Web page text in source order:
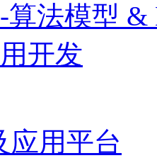
算法模型 &
开发
应用平台